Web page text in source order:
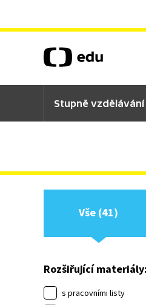
Stupně vzdělávání
Vše (41)
Rozšiřující materiály:
s pracovními listy